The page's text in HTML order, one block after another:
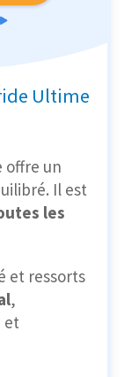
Ultime
offre un
Il est
les
et ressorts
,
et